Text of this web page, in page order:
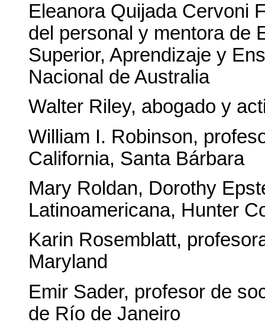
Eleanora Quijada Cervoni
del personal y mentora de
Superior, Aprendizaje y
Nacional de Australia
Walter Riley, abogado y
William I. Robinson,
California, Santa Bárbara
Mary Roldan, Dorothy
Latinoamericana, Hunter
Karin Rosemblatt,
Maryland
Emir Sader, profesor de
de Río de Janeiro